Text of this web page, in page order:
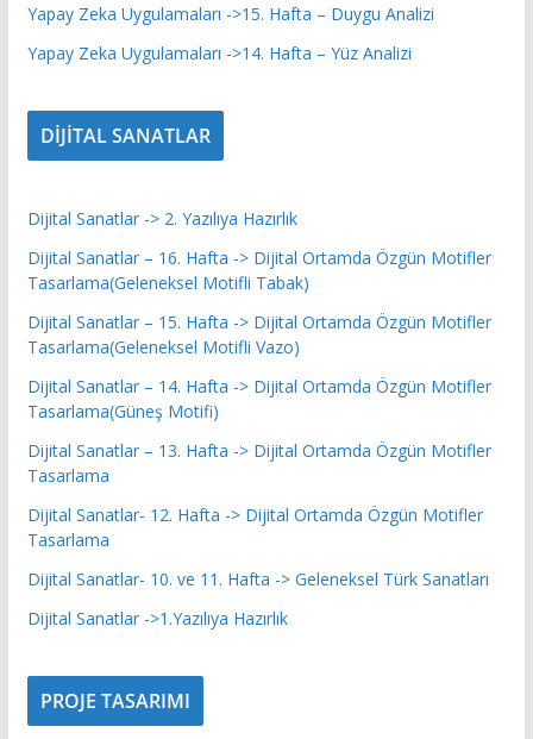
Yapay Zeka Uygulamaları ->15. Hafta – Duygu Analizi
Yapay Zeka Uygulamaları ->14. Hafta – Yüz Analizi
DİJİTAL SANATLAR
Dijital Sanatlar -> 2. Yazılıya Hazırlık
Dijital Sanatlar – 16. Hafta -> Dijital Ortamda Özgün Motifler
Tasarlama(Geleneksel Motifli Tabak)
Dijital Sanatlar – 15. Hafta -> Dijital Ortamda Özgün Motifler
Tasarlama(Geleneksel Motifli Vazo)
Dijital Sanatlar – 14. Hafta -> Dijital Ortamda Özgün Motifler
Tasarlama(Güneş Motifi)
Dijital Sanatlar – 13. Hafta -> Dijital Ortamda Özgün Motifler
Tasarlama
Dijital Sanatlar- 12. Hafta -> Dijital Ortamda Özgün Motifler
Tasarlama
Dijital Sanatlar- 10. ve 11. Hafta -> Geleneksel Türk Sanatları
Dijital Sanatlar ->1.Yazılıya Hazırlık
PROJE TASARIMI